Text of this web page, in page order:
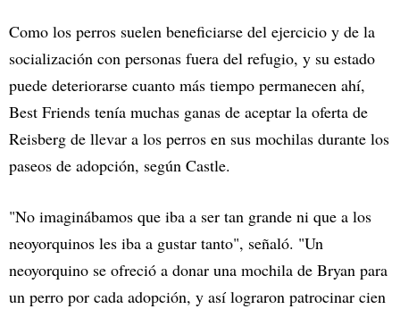
Como los perros suelen beneficiarse del ejercicio y de la
socialización con personas fuera del refugio, y su estado
puede deteriorarse cuanto más tiempo permanecen ahí,
Best Friends tenía muchas ganas de aceptar la oferta de
Reisberg de llevar a los perros en sus mochilas durante los
paseos de adopción, según Castle.
"No imaginábamos que iba a ser tan grande ni que a los
neoyorquinos les iba a gustar tanto", señaló. "Un
neoyorquino se ofreció a donar una mochila de Bryan para
un perro por cada adopción, y así lograron patrocinar cien